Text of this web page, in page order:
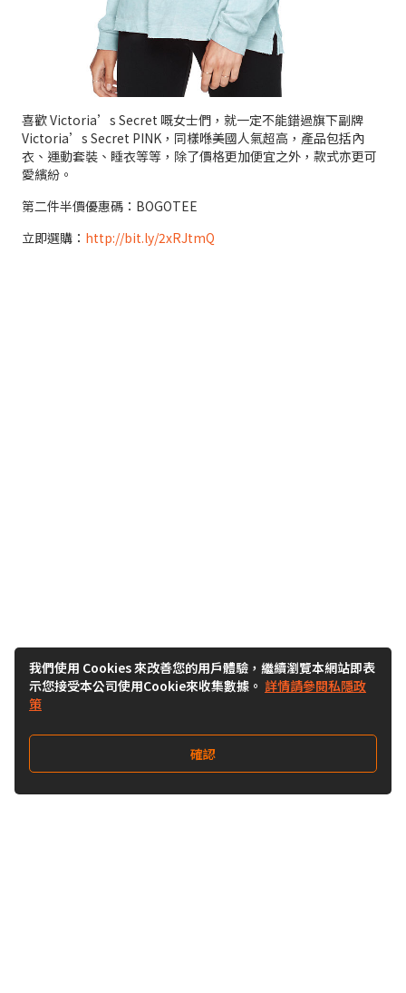
喜歡 Victoria’s Secret 嘅女士們，就一定不能錯過旗下副牌
Victoria’s Secret PINK，同樣喺美國人氣超高，產品包括內
衣、運動套裝、睡衣等等，除了價格更加便宜之外，款式亦更可
愛繽紛。
第二件半價優惠碼：BOGOTEE
立即選購： http://bit.ly/2xRJtmQ
我們使用 Cookies 來改善您的用戶體驗，繼續瀏覽本網站即表
示您接受本公司使用Cookie來收集數據。 詳情請參閱私隱政
策
確認